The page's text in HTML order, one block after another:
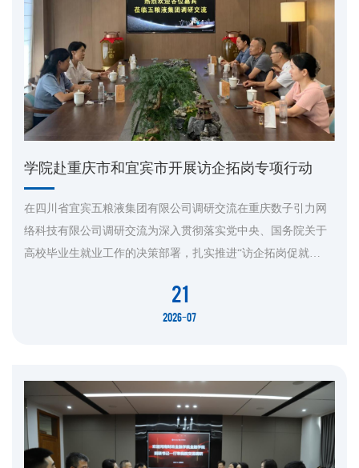
学院赴重庆市和宜宾市开展访企拓岗专项行动
​在四川省宜宾五粮液集团有限公司调研交流在重庆数子引力网
络科技有限公司调研交流为深入贯彻落实党中央、国务院关于
高校毕业生就业工作的决策部署，扎实推进“访企拓岗促就
月17日至21日，经济管理学院院长丁志华带队赴重庆市和宜宾
市开展访企拓岗活动。经济管理学院副院长冉洪涛，学系部分
21
2026-07